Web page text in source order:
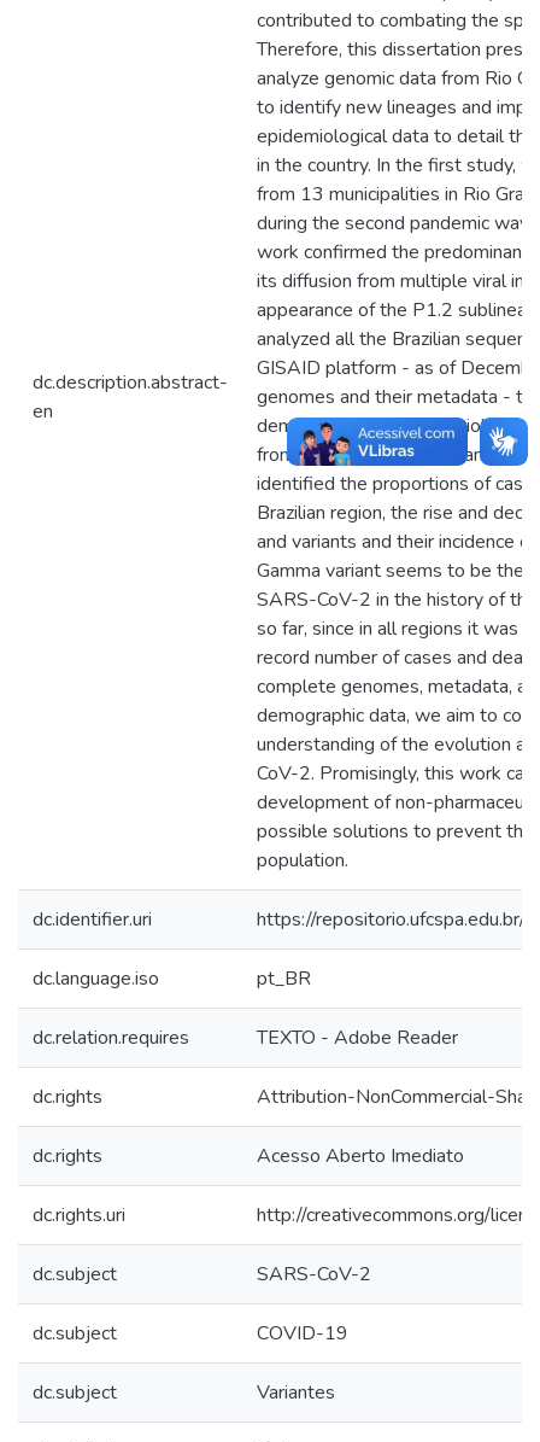
dc.description.abstract-
en
contributed to combating the
Therefore, this dissertation
analyze genomic data from Rio
to identify new lineages and
epidemiological data to detail
in the country. In the first study,
from 13 municipalities in Rio
during the second pandemic
work confirmed the
its diffusion from multiple viral
appearance of the P1.2
analyzed all the Brazilian
GISAID platform - as of
genomes and their metadata -
demographic and
from the IBGE database and the
identified the proportions of
Brazilian region, the rise and
and variants and their incidence
Gamma variant seems to be the
SARS-CoV-2 in the history of
so far, since in all regions it was
record number of cases and
complete genomes, metadata,
demographic data, we aim to
understanding of the evolution
CoV-2. Promisingly, this work
development of non-
possible solutions to prevent
population.
dc.identifier.uri https://
dc.language.iso pt_BR
dc.relation.requires TEXTO - Adobe Reader
dc.rights Attribution-NonCommercial-
dc.rights Acesso Aberto Imediato
dc.rights.uri http://creativecommons.org/
dc.subject SARS-CoV-2
dc.subject COVID-19
dc.subject Variantes